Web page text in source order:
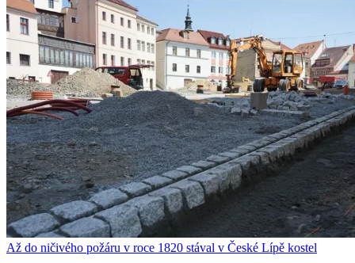
Až do ničivého požáru v roce 1820 stával v České Lípě kostel